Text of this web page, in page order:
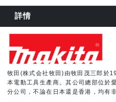
詳情
牧田(株式会社牧田)由牧田茂三郎於
本電動工具生產商。其公司總部位於
分公司，不論在日本還是香港，均有